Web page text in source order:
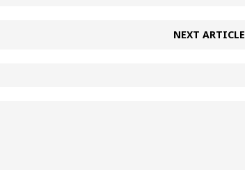
NEXT ARTICLE